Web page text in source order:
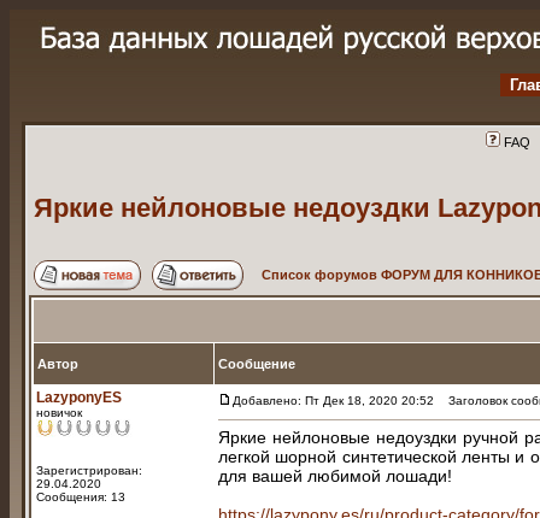
FAQ
Яркие нейлоновые недоуздки
Список форумов ФОРУМ ДЛЯ КОННИКОВ
Автор Сообщение
LazyponyES
новичок
Зарегистрирован:
29.04.2020
Сообщения: 13
Добавлено: Пт Дек 18, 2020 20:52 Заголовок
Яркие нейлоновые недоуздки ручной
легкой шорной синтетической ленты
для вашей любимой лошади!